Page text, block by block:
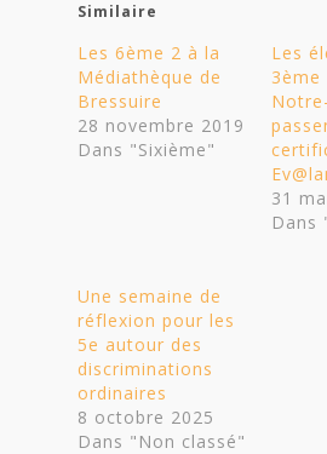
Similaire
Les 6ème 2 à la
Médiathèque de
Bressuire
28 novembre 2019
Dans "Sixième"
Les
3ème
31
Dans
Une semaine de
réflexion pour les
5e autour des
discriminations
ordinaires
8 octobre 2025
Dans "Non classé"